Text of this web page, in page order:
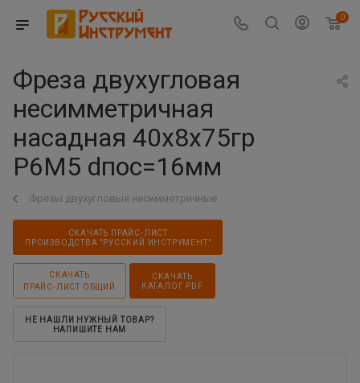
0
Фреза двухугловая
несимметричная
насадная 40х8х75гр
Р6М5 dпос=16мм
Фрезы двухугловые несимметричные
СКАЧАТЬ ПРАЙС-ЛИСТ
ПРОИЗВОДСТВА "РУССКИЙ ИНСТРУМЕНТ"
СКАЧАТЬ
ПРАЙС-ЛИСТ ОБЩИЙ
СКАЧАТЬ
КАТАЛОГ PDF
НЕ НАШЛИ НУЖНЫЙ ТОВАР?
НАПИШИТЕ НАМ